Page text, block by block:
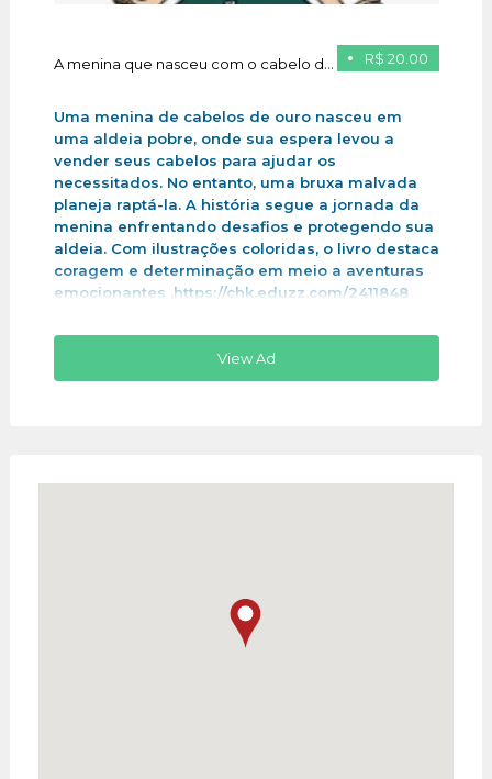
R$ 20.00
A menina que nasceu com o cabelo de ouro
Uma menina de cabelos de ouro nasceu em
uma aldeia pobre, onde sua espera levou a
vender seus cabelos para ajudar os
necessitados. No entanto, uma bruxa malvada
planeja raptá-la. A história segue a jornada da
menina enfrentando desafios e protegendo sua
aldeia. Com ilustrações coloridas, o livro destaca
coragem e determinação em meio a aventuras
emocionantes .https://chk.eduzz.com/2411848
View Ad